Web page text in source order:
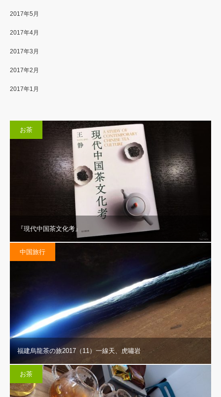
2017年5月
2017年4月
2017年3月
2017年2月
2017年1月
お茶
『現代中国茶文化考』
中国旅行
福建烏龍茶の旅2017（11）一線天、虎嘯岩
お茶